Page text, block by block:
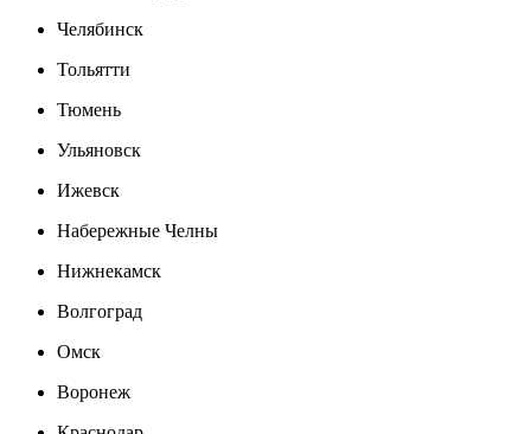
Челябинск
Тольятти
Тюмень
Ульяновск
Ижевск
Набережные Челны
Нижнекамск
Волгоград
Омск
Воронеж